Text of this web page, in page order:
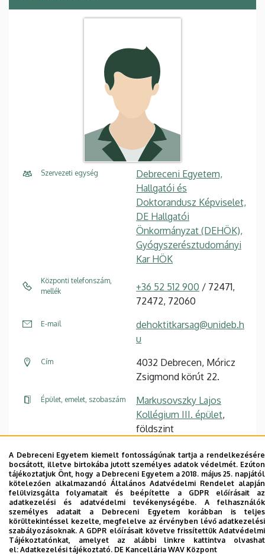
Szervezeti egység
Debreceni Egyetem,
Hallgatói és
Doktorandusz Képviselet,
DE Hallgatói
Önkormányzat (DEHÖK),
Gyógyszerésztudományi
Kar HÖK
Központi telefonszám,
mellék
+36 52 512 900 / 72471,
72472, 72060
E-mail
dehoktitkarsag@unideb.h
u
Cím
4032 Debrecen, Móricz
Zsigmond körút 22.
Épület, emelet, szobaszám
Markusovszky Lajos
Kollégium III. épület,
földszint
Weboldal
Dolgozói adatmódosítás igénylése a DE
telefonkönyvében| Külső személyek rögzítése a
A Debreceni Egyetem kiemelt fontosságúnak tartja a rendelkezésére
bocsátott, illetve birtokába jutott személyes adatok védelmét. Ezúton
tájékoztatjuk Önt, hogy a Debreceni Egyetem a 2018. május 25. napjától
kötelezően alkalmazandó Általános Adatvédelmi Rendelet alapján
felülvizsgálta folyamatait és beépítette a GDPR előírásait az
adatkezelési és adatvédelmi tevékenységébe. A felhasználók
személyes adatait a Debreceni Egyetem korábban is teljes
körültekintéssel kezelte, megfelelve az érvényben lévő adatkezelési
szabályozásoknak. A GDPR előírásait követve frissítettük Adatvédelmi
Tájékoztatónkat, amelyet az alábbi linkre kattintva olvashat
el: Adatkezelési tájékoztató. DE Kancellária WAV Központ